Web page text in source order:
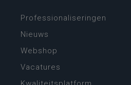
Professionaliseringen
Nieuws
Webshop
Vacatures